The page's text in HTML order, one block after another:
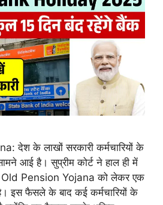
देश के लाखों सरकारी कर्मचारियों के
आई है। सुप्रीम कोर्ट ने हाल ही में
Old Pension Yojana को लेकर एक
इस फैसले के बाद कई कर्मचारियों के